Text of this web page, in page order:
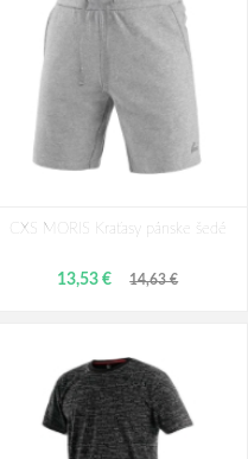
CXS MORIS Kraťasy pánske šedé
13,53 € 14,63 €